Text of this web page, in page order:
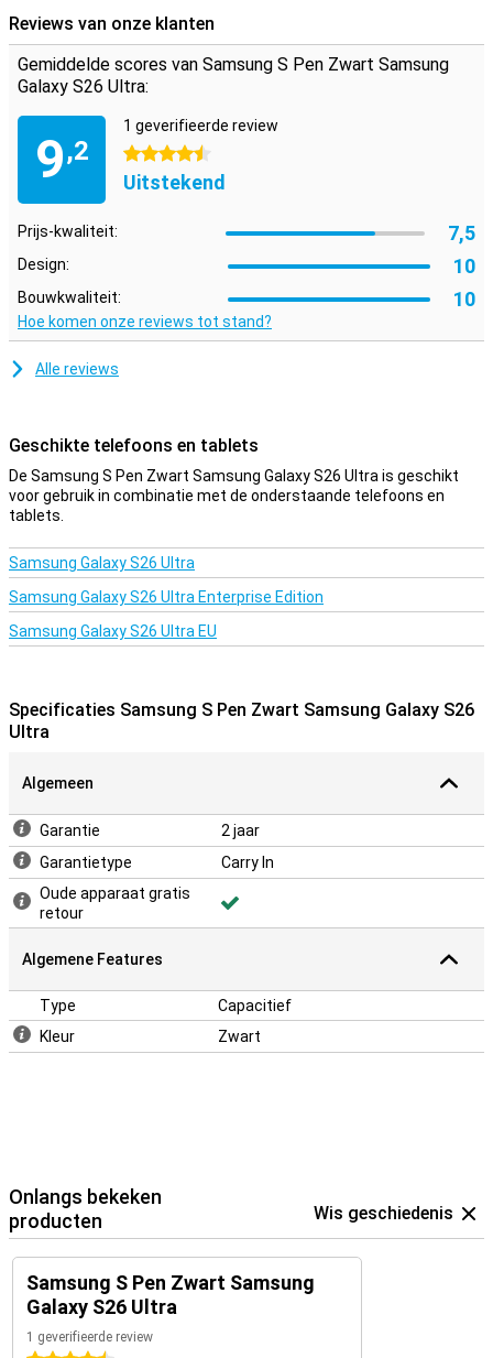
Reviews van onze klanten
Gemiddelde scores van Samsung S Pen Zwart Samsung
Galaxy S26 Ultra:
9,2
1 geverifieerde review
4.5 sterren
Uitstekend
Prijs-kwaliteit: 7,5
Design: 10
Bouwkwaliteit: 10
Hoe komen onze reviews tot stand?
Alle reviews
Geschikte telefoons en tablets
De Samsung S Pen Zwart Samsung Galaxy S26 Ultra is geschikt
voor gebruik in combinatie met de onderstaande telefoons en
tablets.
Samsung Galaxy S26 Ultra
Samsung Galaxy S26 Ultra Enterprise Edition
Samsung Galaxy S26 Ultra EU
Specificaties Samsung S Pen Zwart Samsung Galaxy S26
Ultra
Algemeen
Garantie
2 jaar
Garantietype
Carry In
Oude apparaat gratis
retour
Algemene Features
Type
Capacitief
Kleur
Zwart
Onlangs bekeken
producten
Wis geschiedenis
Samsung S Pen Zwart Samsung
Galaxy S26 Ultra
1 geverifieerde review